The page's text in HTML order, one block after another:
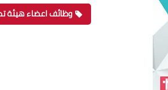
وظائف اعضاء هيئة